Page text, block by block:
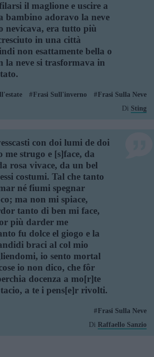
il maglione e uscire a
bambino adoravo la neve
nevicava, era tutto più
in una città
non esattamente bella o
la neve si trasformava in
Frasi Sull'inverno
Frasi Sulla Neve
Di Sting
con doi lumi de doi
me strugo e [s]face, da
rosa vivace, da un bel
costumi. Tal che tanto
né fiumi spegnar
ma non mi spiace,
tanto di ben mi face,
più darder me
fu dolce el giogo e la
braci al col mio
io sento mortal
io non dico, che fôr
docenza a mo[r]te
a te i pens[e]r rivolti.
Frasi Sulla Neve
Di Raffaello Sanzio